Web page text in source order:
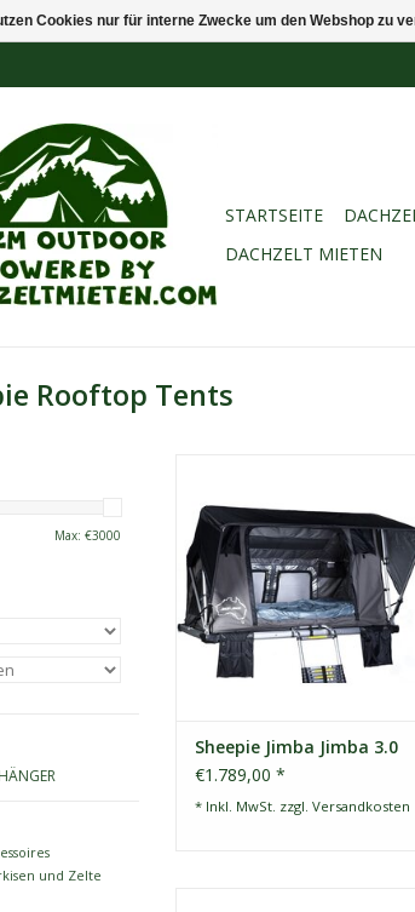
STARTSEITE
DACHZELT MIETEN
Rooftop Tents
Max: €3000
und Zelte
geräumiges Softcover Dachzelt
für zwei Personen, das auf fast
jedes Auto montiert werden
kann, das mit Dachträgern
ausgestattet ist.
ZUM WARENKORB HINZUFÜGEN
Sheepie Jimba Jimba 3.0
€1.789,00 *
* Inkl. MwSt. zzgl. Versandkosten
Cookies nur für interne Zwecke um den Webshop zu